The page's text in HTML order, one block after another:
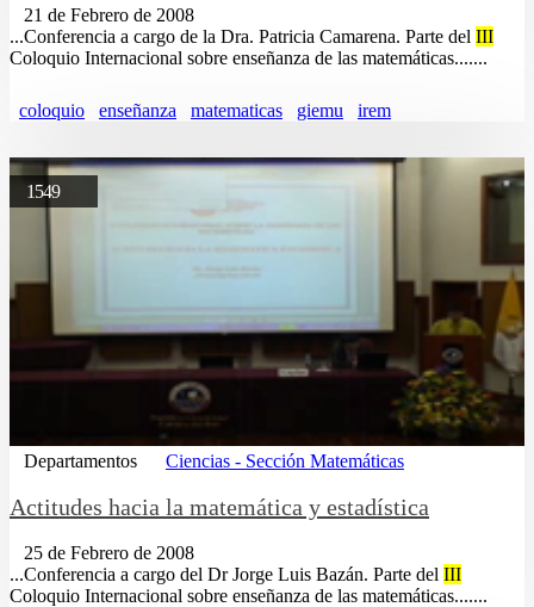
21 de Febrero de 2008
...Conferencia a cargo de la Dra. Patricia Camarena. Parte del III
Coloquio Internacional sobre enseñanza de las matemáticas.......
coloquio enseñanza matematicas giemu irem
1549
Departamentos Ciencias - Sección Matemáticas
Actitudes hacia la matemática y estadística
25 de Febrero de 2008
...Conferencia a cargo del Dr Jorge Luis Bazán. Parte del III
Coloquio Internacional sobre enseñanza de las matemáticas.......